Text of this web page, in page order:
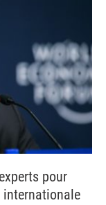
pour
internationale